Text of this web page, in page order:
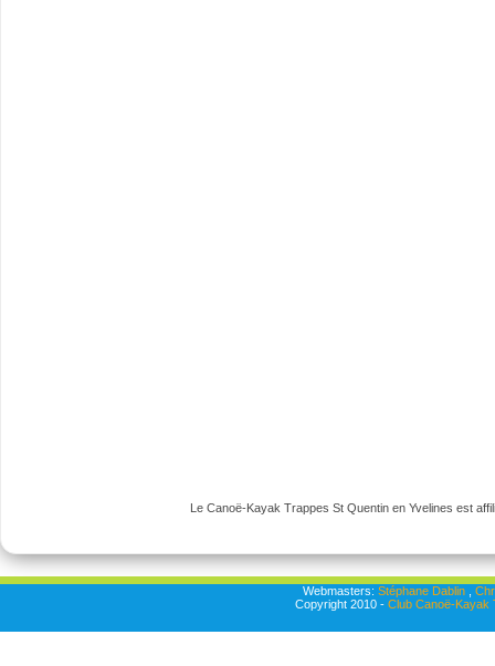
Le Canoë-Kayak Trappes St Quentin en Yvelines est
Webmasters: Stéphane Dablin,
Copyright 2010 - Club Canoë-Kayak